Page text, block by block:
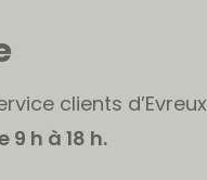
clients d’Evreux
h à 18 h.